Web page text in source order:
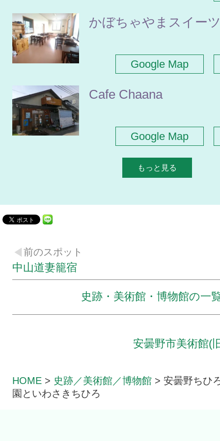
かぼちゃやまスイー
Google Map
Cafe Chaana
Google Map
もっと見る
前のスポット
中山道妻籠宿
史跡・美術館・博物館の一
安曇野市美術館(
HOME > 史跡／美術館／博物館 >安曇野ちひ
園といわさきちひろ